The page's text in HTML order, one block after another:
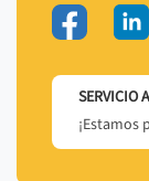
SERVICIO
¡Estamos